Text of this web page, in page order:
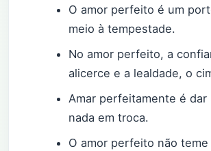
O amor perfeito é um
meio à tempestade.
No amor perfeito, a
alicerce e a lealdade, o
Amar perfeitamente é dar
nada em troca.
O amor perfeito não